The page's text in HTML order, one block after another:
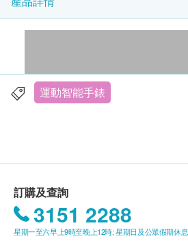
運動智能手錶
訂購及查詢
3151 2288
星期一至六早上9時至晚上12時; 星期日及公眾假期休息